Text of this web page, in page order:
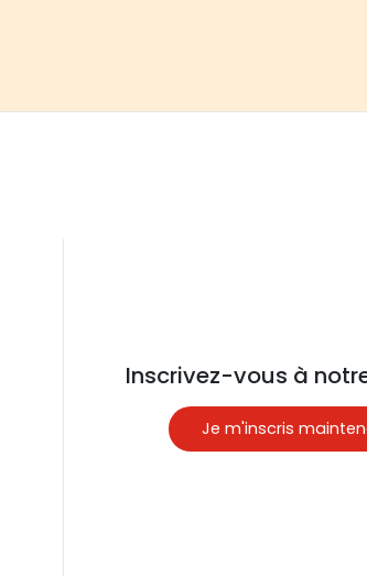
Inscrivez-vous à
Je m'inscris